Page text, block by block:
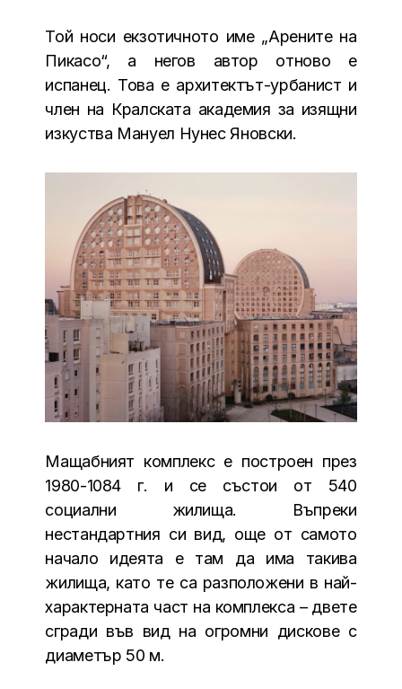
Той носи екзотичното име „Арените на
Пикасо“, а негов автор отново е
испанец. Това е архитектът-урбанист и
член на Кралската академия за изящни
изкуства Мануел Нунес Яновски.
Мащабният комплекс е построен през
1980-1084 г. и се състои от 540
социални жилища. Въпреки
нестандартния си вид, още от самото
начало идеята е там да има такива
жилища, като те са разположени в най-
характерната част на комплекса – двете
сгради във вид на огромни дискове с
диаметър 50 м.